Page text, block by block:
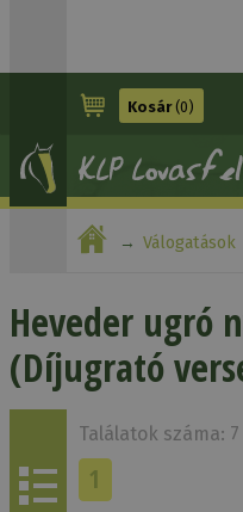
Kosár(0)
Válogatások
ugró nyereghez
Heveder ugró
(Díjugrató
Találatok száma: 7
1